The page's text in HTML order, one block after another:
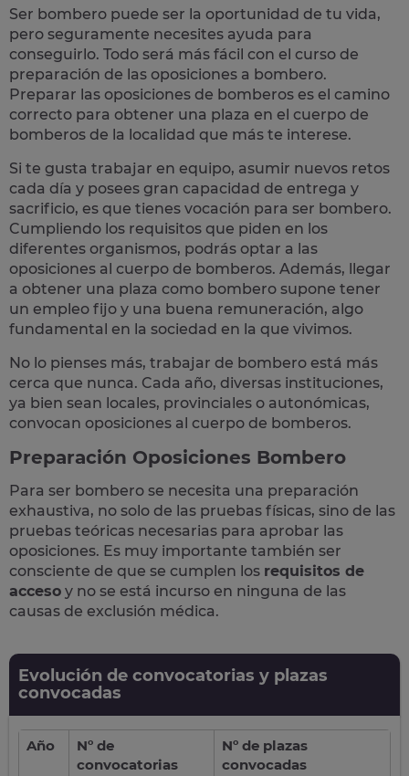
Ser bombero puede ser la oportunidad de tu vida,
pero seguramente necesites ayuda para
conseguirlo. Todo será más fácil con el curso de
preparación de las oposiciones a bombero.
Preparar las oposiciones de bomberos es el camino
correcto para obtener una plaza en el cuerpo de
bomberos de la localidad que más te interese.
Si te gusta trabajar en equipo, asumir nuevos retos
cada día y posees gran capacidad de entrega y
sacrificio, es que tienes vocación para ser bombero.
Cumpliendo los requisitos que piden en los
diferentes organismos, podrás optar a las
oposiciones al cuerpo de bomberos. Además, llegar
a obtener una plaza como bombero supone tener
un empleo fijo y una buena remuneración, algo
fundamental en la sociedad en la que vivimos.
No lo pienses más, trabajar de bombero está más
cerca que nunca. Cada año, diversas instituciones,
ya bien sean locales, provinciales o autonómicas,
convocan oposiciones al cuerpo de bomberos.
Preparación Oposiciones Bombero
Para ser bombero se necesita una preparación
exhaustiva, no solo de las pruebas físicas, sino de las
pruebas teóricas necesarias para aprobar las
oposiciones. Es muy importante también ser
consciente de que se cumplen los requisitos de
acceso y no se está incurso en ninguna de las
causas de exclusión médica.
Evolución de convocatorias y plazas
convocadas
Año
Nº de
convocatorias
Nº de plazas
convocadas